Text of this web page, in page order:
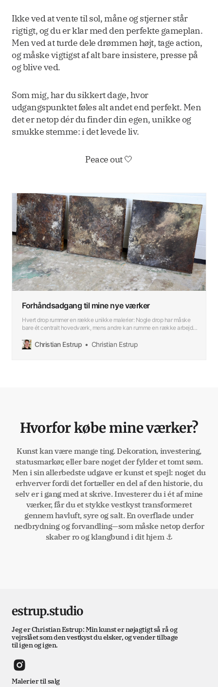
Ikke ved at vente til sol, måne og stjerner står
rigtigt, og du er klar med den perfekte gameplan.
Men ved at turde dele drømmen højt, tage action,
og måske vigtigst af alt bare insistere, presse på
og blive ved.
Som mig, har du sikkert dage, hvor
udgangspunktet føles alt andet end perfekt. Men
det er netop dér du finder din egen, unikke og
smukke stemme: i det levede liv.
Peace out 🤍
Forhåndsadgang til mine nye værker
Hvert drop rummer en række unikke malerier: Nogle drop har måske
bare ét centralt hovedværk, mens andre kan rumme en række arbejder,
Christian Estrup Christian Estrup
Hvorfor købe mine værker?
Kunst kan være mange ting. Dekoration, investering,
statusmarkør, eller bare noget der fylder et tomt søm.
Men i sin allerbedste udgave er kunst et spejl: noget du
erhverver fordi det fortæller en del af den historie, du
selv er i gang med at skrive. Investerer du i ét af mine
værker, får du et stykke vestkyst transformeret
gennem havluft, syre og salt. En overflade under
nedbrydning og forvandling—som måske netop derfor
skaber ro og klangbund i dit hjem ⚓
estrup.studio
Jeg er Christian Estrup: Min kunst er nøjagtigt så rå og
vejrslået som den vestkyst du elsker, og vender tilbage
til igen og igen.
Malerier til salg